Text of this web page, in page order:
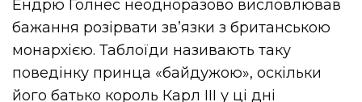
Ендрю Голнес неодноразово висловлював
бажання розірвати зв’язки з британською
монархією. Таблоїди називають таку
поведінку принца «байдужою», оскільки
його батько король Карл III у ці дні